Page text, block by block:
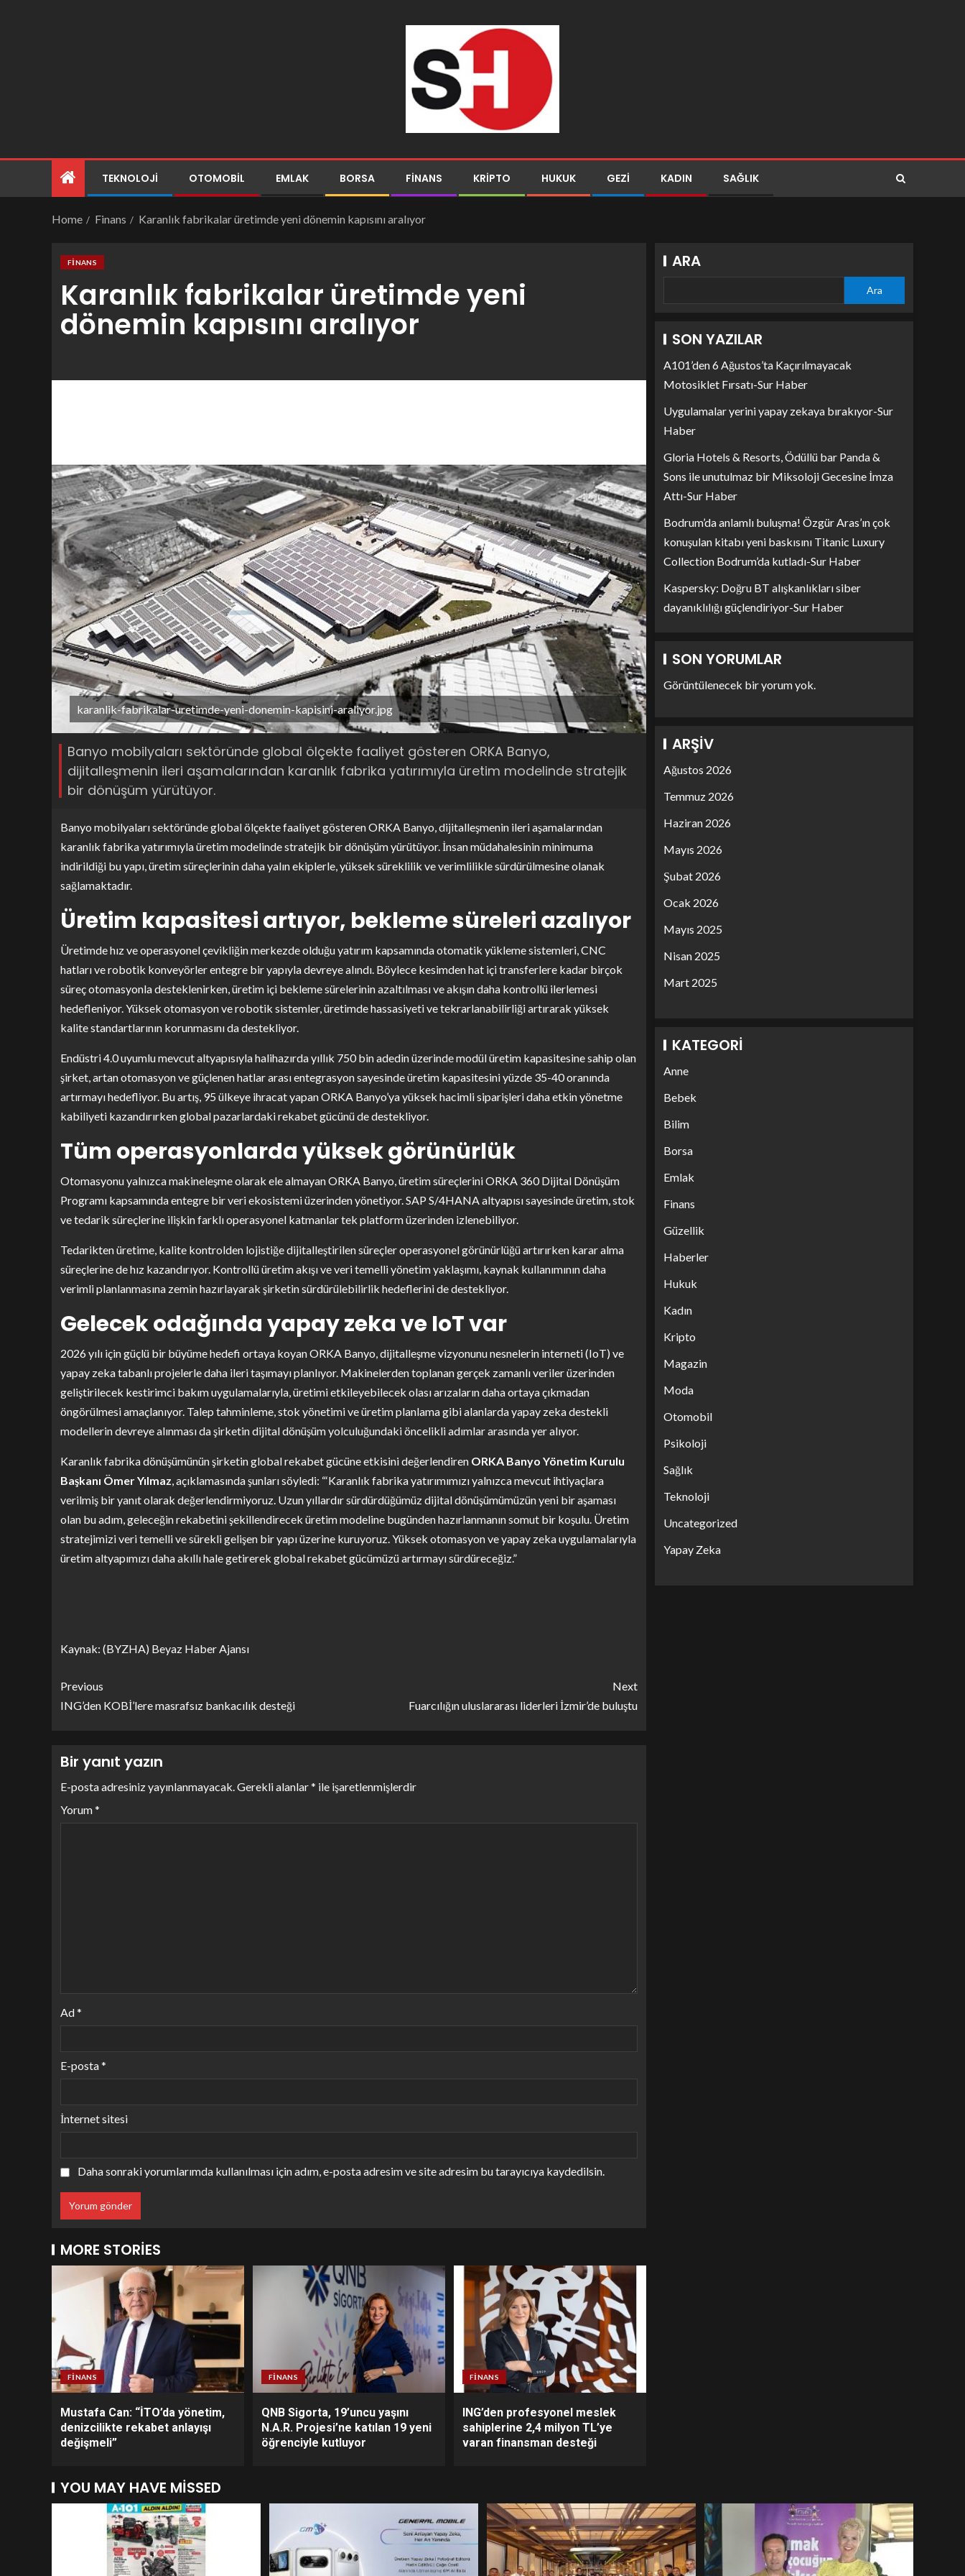
TEKNOLOJI OTOMOBIL EMLAK BORSA FINANS KRIPTO HUKUK GEZI KADIN SAĞLIK
Home Finans Karanlık fabrikalar üretimde yeni dönemin kapısını aralıyor
FINANS
Karanlık fabrikalar üretimde yeni
dönemin kapısını aralıyor
karanlik-fabrikalar-uretimde-yeni-donemin-kapisini-araliyor.jpg
Banyo mobilyaları sektöründe global ölçekte faaliyet gösteren ORKA Banyo,
dijitalleşmenin ileri aşamalarından karanlık fabrika yatırımıyla üretim modelinde stratejik
bir dönüşüm yürütüyor.
Banyo mobilyaları sektöründe global ölçekte faaliyet gösteren ORKA Banyo, dijitalleşmenin ileri aşamalarından
karanlık fabrika yatırımıyla üretim modelinde stratejik bir dönüşüm yürütüyor. İnsan müdahalesinin minimuma
indirildiği bu yapı, üretim süreçlerinin daha yalın ekiplerle, yüksek süreklilik ve verimlilikle sürdürülmesine olanak
sağlamaktadır.
Üretim kapasitesi artıyor, bekleme süreleri azalıyor
Üretimde hız ve operasyonel çevikliğin merkezde olduğu yatırım kapsamında otomatik yükleme sistemleri, CNC
hatları ve robotik konveyörler entegre bir yapıyla devreye alındı. Böylece kesimden hat içi transferlere kadar birçok
süreç otomasyonla desteklenirken, üretim içi bekleme sürelerinin azaltılması ve akışın daha kontrollü ilerlemesi
hedefleniyor. Yüksek otomasyon ve robotik sistemler, üretimde hassasiyeti ve tekrarlanabilirliği artırarak yüksek
kalite standartlarının korunmasını da destekliyor.
Endüstri 4.0 uyumlu mevcut altyapısıyla halihazırda yıllık 750 bin adedin üzerinde modül üretim kapasitesine sahip olan
şirket, artan otomasyon ve güçlenen hatlar arası entegrasyon sayesinde üretim kapasitesini yüzde 35-40 oranında
artırmayı hedefliyor. Bu artış, 95 ülkeye ihracat yapan ORKA Banyo’ya yüksek hacimli siparişleri daha etkin yönetme
kabiliyeti kazandırırken global pazarlardaki rekabet gücünü de destekliyor.
Tüm operasyonlarda yüksek görünürlük
Otomasyonu yalnızca makineleşme olarak ele almayan ORKA Banyo, üretim süreçlerini ORKA 360 Dijital Dönüşüm
Programı kapsamında entegre bir veri ekosistemi üzerinden yönetiyor. SAP S/4HANA altyapısı sayesinde üretim, stok
ve tedarik süreçlerine ilişkin farklı operasyonel katmanlar tek platform üzerinden izlenebiliyor.
Tedarikten üretime, kalite kontrolden lojistiğe dijitalleştirilen süreçler operasyonel görünürlüğü artırırken karar alma
süreçlerine de hız kazandırıyor. Kontrollü üretim akışı ve veri temelli yönetim yaklaşımı, kaynak kullanımının daha
verimli planlanmasına zemin hazırlayarak şirketin sürdürülebilirlik hedeflerini de destekliyor.
Gelecek odağında yapay zeka ve IoT var
2026 yılı için güçlü bir büyüme hedefi ortaya koyan ORKA Banyo, dijitalleşme vizyonunu nesnelerin interneti (IoT) ve
yapay zeka tabanlı projelerle daha ileri taşımayı planlıyor. Makinelerden toplanan gerçek zamanlı veriler üzerinden
geliştirilecek kestirimci bakım uygulamalarıyla, üretimi etkileyebilecek olası arızaların daha ortaya çıkmadan
öngörülmesi amaçlanıyor. Talep tahminleme, stok yönetimi ve üretim planlama gibi alanlarda yapay zeka destekli
modellerin devreye alınması da şirketin dijital dönüşüm yolculuğundaki öncelikli adımlar arasında yer alıyor.
Karanlık fabrika dönüşümünün şirketin global rekabet gücüne etkisini değerlendiren ORKA Banyo Yönetim Kurulu
Başkanı Ömer Yılmaz, açıklamasında şunları söyledi: “‘Karanlık fabrika yatırımımızı yalnızca mevcut ihtiyaçlara
verilmiş bir yanıt olarak değerlendirmiyoruz. Uzun yıllardır sürdürdüğümüz dijital dönüşümümüzün yeni bir aşaması
olan bu adım, geleceğin rekabetini şekillendirecek üretim modeline bugünden hazırlanmanın somut bir koşulu. Üretim
stratejimizi veri temelli ve sürekli gelişen bir yapı üzerine kuruyoruz. Yüksek otomasyon ve yapay zeka uygulamalarıyla
üretim altyapımızı daha akıllı hale getirerek global rekabet gücümüzü artırmayı sürdüreceğiz.”
Kaynak: (BYZHA) Beyaz Haber Ajansı
Previous
ING’den KOBİ’lere masrafsız bankacılık desteği
Next
Fuarcılığın uluslararası liderleri İzmir’de buluştu
Bir yanıt yazın
E-posta adresiniz yayınlanmayacak.Gerekli alanlar* ile işaretlenmişlerdir
Yorum*
Ad*
E-posta*
İnternet sitesi
Daha sonraki yorumlarımda kullanılması için adım, e-posta adresim ve site adresim bu tarayıcıya kaydedilsin.
MORE STORIES
FINANS
Mustafa Can: “İTO’da yönetim,
denizcilikte rekabet anlayışı
değişmeli”
FINANS
QNB Sigorta, 19’uncu yaşını
N.A.R. Projesi’ne katılan 19 yeni
öğrenciyle kutluyor
FINANS
ING’den profesyonel meslek
sahiplerine 2,4 milyon TL’ye
varan finansman desteği
ARA
Ara
SON YAZILAR
A101’den 6 Ağustos’ta Kaçırılmayacak
Motosiklet Fırsatı-Sur Haber
Uygulamalar yerini yapay zekaya bırakıyor-Sur
Haber
Gloria Hotels & Resorts, Ödüllü bar Panda &
Sons ile unutulmaz bir Miksoloji Gecesine İmza
Attı-Sur Haber
Bodrum’da anlamlı buluşma! Özgür Aras’ın çok
konuşulan kitabı yeni baskısını Titanic Luxury
Collection Bodrum’da kutladı-Sur Haber
Kaspersky: Doğru BT alışkanlıkları siber
dayanıklılığı güçlendiriyor-Sur Haber
SON YORUMLAR
Görüntülenecek bir yorum yok.
ARŞIV
Ağustos 2026
Temmuz 2026
Haziran 2026
Mayıs 2026
Şubat 2026
Ocak 2026
Mayıs 2025
Nisan 2025
Mart 2025
KATEGORI
Anne
Bebek
Bilim
Borsa
Emlak
Finans
Güzellik
Haberler
Hukuk
Kadın
Kripto
Magazin
Moda
Otomobil
Psikoloji
Sağlık
Teknoloji
Uncategorized
Yapay Zeka
YOU MAY HAVE MISSED